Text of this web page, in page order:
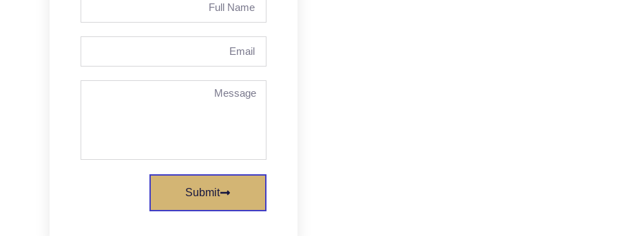
Submit